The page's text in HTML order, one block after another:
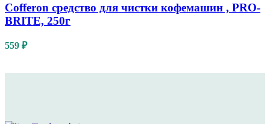
Cofferon средство для чистки кофемашин , PRO-
BRITE, 250г
559 ₽